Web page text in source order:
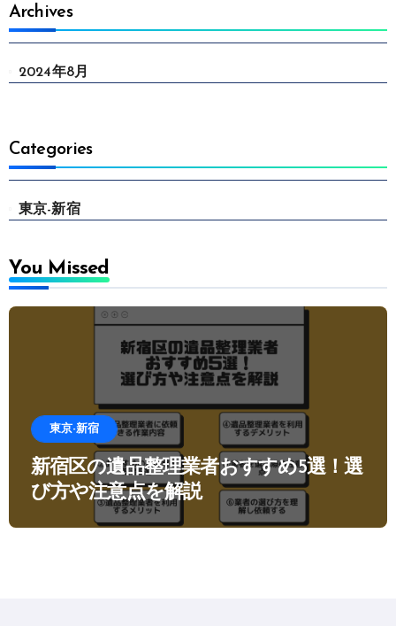
Archives
2024年8月
Categories
東京-新宿
You Missed
東京-新宿
新宿区の遺品整理業者おすすめ5選！選
び方や注意点を解説